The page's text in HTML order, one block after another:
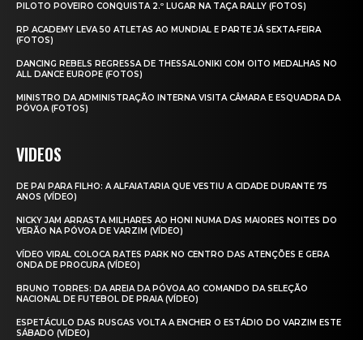
PILOTO POVEIRO CONQUISTA 2.º LUGAR NA TAÇA RALLY (FOTOS)
RP ACADEMY LEVA 50 ATLETAS AO MUNDIAL E PARTE JÁ SEXTA‑FEIRA
(FOTOS)
DANCING REBELS REGRESSA DE THESSALONIKI COM OITO MEDALHAS NO
ALL DANCE EUROPE (FOTOS)
MINISTRO DA ADMINISTRAÇÃO INTERNA VISITA CÂMARA E ESQUADRA DA
PÓVOA (FOTOS)
VIDEOS
DE PAI PARA FILHO: A ALFAIATARIA QUE VESTIU A CIDADE DURANTE 75
ANOS (VÍDEO)
NICKY JAM ARRASTA MILHARES AO HONI NUMA DAS MAIORES NOITES DO
VERÃO NA PÓVOA DE VARZIM (VÍDEO)
VÍDEO VIRAL COLOCA RATES PARK NO CENTRO DAS ATENÇÕES E GERA
ONDA DE PROCURA (VÍDEO)
BRUNO TORRES: DA AREIA DA PÓVOA AO COMANDO DA SELEÇÃO
NACIONAL DE FUTEBOL DE PRAIA (VÍDEO)
ESPETÁCULO DAS RUSGAS VOLTA A ENCHER O ESTÁDIO DO VARZIM ESTE
SÁBADO (VÍDEO)